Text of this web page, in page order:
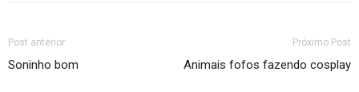
Post anterior
Soninho bom
Próximo Post
Animais fofos fazendo cosplay